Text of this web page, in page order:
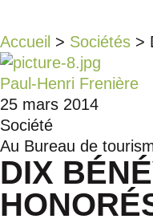
Accueil > Sociétés >
Paul-Henri Frenière
25 mars 2014
Société
Au Bureau de
DIX